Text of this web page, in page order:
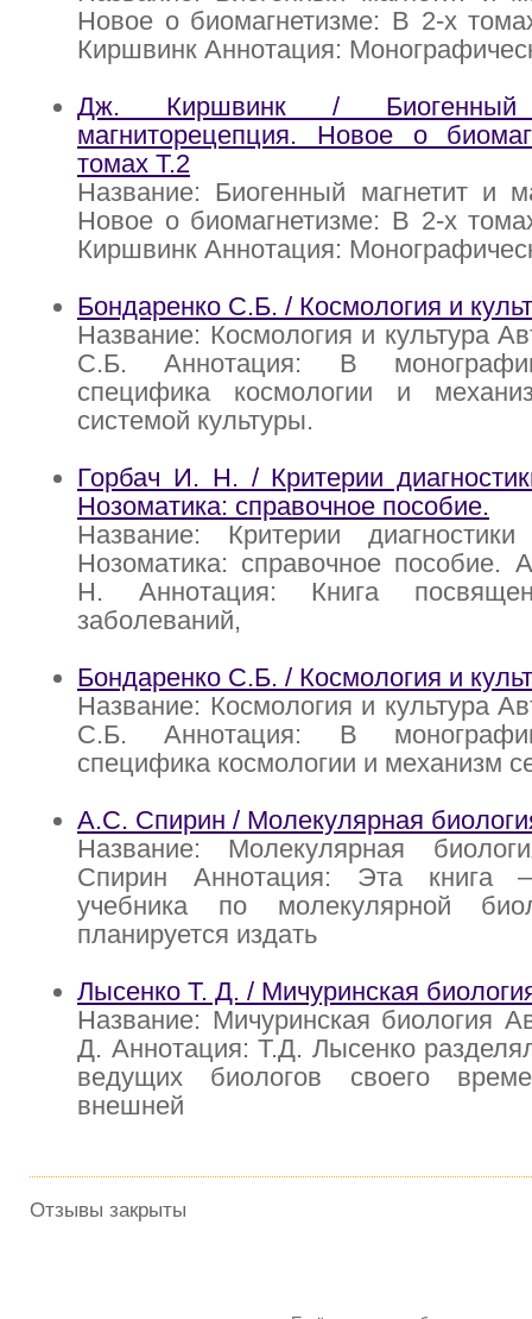
Новое о биомагнетизме: В 2-х
Киршвинк Аннотация:
Дж. Киршвинк /
магниторецепция. Новое о
томах Т.2
Название: Биогенный магнетит и
Новое о биомагнетизме: В 2-х
Киршвинк Аннотация:
Бондаренко С.Б. / Космология и
Название: Космология и культура
С.Б. Аннотация: В
специфика космологии и
системой культуры.
Горбач И. Н. / Критерии
Нозоматика: справочное пособие.
Название: Критерии
Нозоматика: справочное пособие.
Н. Аннотация: Книга
заболеваний,
Бондаренко С.Б. / Космология и
Название: Космология и культура
С.Б. Аннотация: В
специфика космологии и механизм
А.С. Спирин / Молекулярная
Название: Молекулярная
Спирин Аннотация: Эта
учебника по молекулярной
планируется издать
Лысенко Т. Д. / Мичуринская
Название: Мичуринская биология
Д. Аннотация: Т.Д. Лысенко
ведущих биологов своего
внешней
Отзывы закрыты